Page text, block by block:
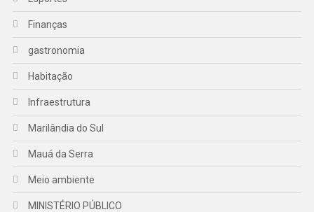
Finanças
gastronomia
Habitação
Infraestrutura
Marilândia do Sul
Mauá da Serra
Meio ambiente
MINISTÉRIO PÚBLICO